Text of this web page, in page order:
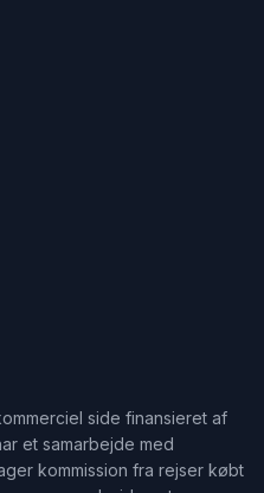
side finansieret af
et samarbejde med
kommission fra rejser købt